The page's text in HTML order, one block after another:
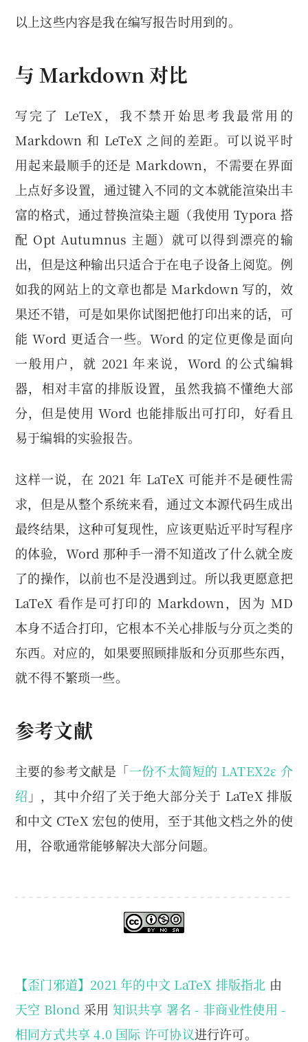
以上这些内容是我在编写报告时用到的。
与 Markdown 对比
写完了 LeTeX，我不禁开始思考我最常用的
Markdown 和 LeTeX 之间的差距。可以说平时
用起来最顺手的还是 Markdown，不需要在界面
上点好多设置，通过键入不同的文本就能渲染出丰
富的格式，通过替换渲染主题（我使用 Typora 搭
配 Opt Autumnus 主题）就可以得到漂亮的输
出，但是这种输出只适合于在电子设备上阅览。例
如我的网站上的文章也都是 Markdown 写的，效
果还不错，可是如果你试图把他打印出来的话，可
能 Word 更适合一些。Word 的定位更像是面向
一般用户，就 2021 年来说，Word 的公式编辑
器，相对丰富的排版设置，虽然我搞不懂绝大部
分，但是使用 Word 也能排版出可打印，好看且
易于编辑的实验报告。
这样一说，在 2021 年 LaTeX 可能并不是硬性需
求，但是从整个系统来看，通过文本源代码生成出
最终结果，这种可复现性，应该更贴近平时写程序
的体验，Word 那种手一滑不知道改了什么就全废
了的操作，以前也不是没遇到过。所以我更愿意把
LaTeX 看作是可打印的 Markdown，因为 MD
本身不适合打印，它根本不关心排版与分页之类的
东西。对应的，如果要照顾排版和分页那些东西，
就不得不繁琐一些。
参考文献
主要的参考文献是「一份不太简短的 LATEX2ε 介
绍 」，其中介绍了关于绝大部分关于 LaTeX 排版
和中文 CTeX 宏包的使用，至于其他文档之外的使
用，谷歌通常能够解决大部分问题。
【歪门邪道】2021 年的中文 LaTeX 排版指北 由
天空 Blond 采用 知识共享 署名 - 非商业性使用 -
相同方式共享 4.0 国际 许可协议进行许可。